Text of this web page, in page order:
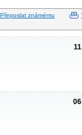
Přeposlat známému